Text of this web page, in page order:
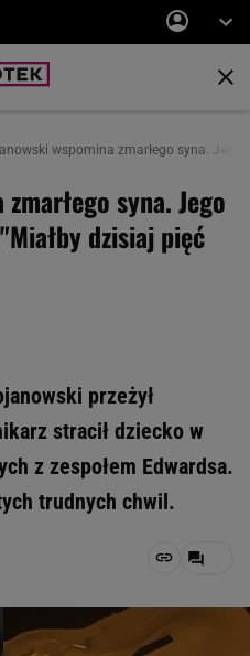
wspomina zmarłego syna. Jego
syna. Jego
dzisiaj pięć
przeżył
stracił dziecko w
z zespołem Edwardsa.
trudnych chwil.